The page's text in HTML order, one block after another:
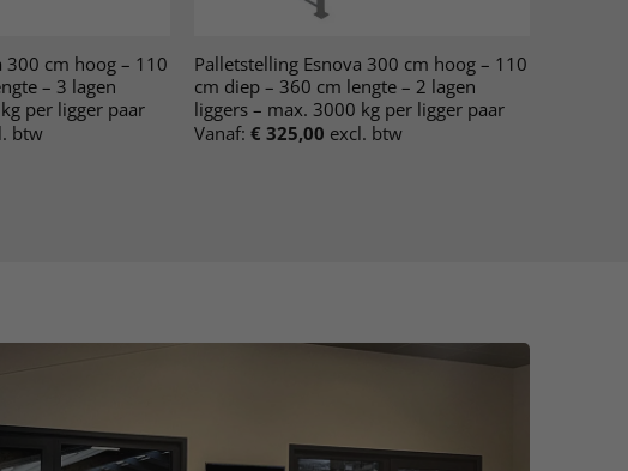
300 cm hoog – 110
– 3 lagen
per ligger paar
btw
Palletstelling Esnova 300 cm hoog – 110
cm diep – 360 cm lengte – 2 lagen
liggers – max. 3000 kg per ligger paar
Vanaf: € 325,00 excl. btw